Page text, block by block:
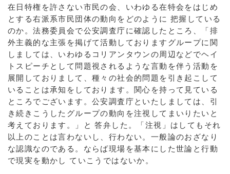
在日特権を許さない市民の会、いわゆる在特会をはじめ
とする右派系市民団体の動向をどのように 把握している
のか。法務委員会で公安調査庁に確認したところ、「排
外主義的な主張を掲げて活動しておりますグループに関
しましては、いわゆるコリアンタウンの周辺などでヘイ
トスピーチとして問題視されるような言動を伴う活動を
展開しておりまして、種々の社会的問題を引き起こして
いることは承知をしております。関心を持って見ている
ところでございます。公安調査庁といたしましては、引
き続きこうしたグループの動向を注視してまいりたいと
考えております。」と 答弁した。「注視」はしてもそれ
以上のことは言わないし、行わない。一般論のおざなり
な認識なのである。ならば現場を基本にした世論と行動
で現実を動かし ていこうではないか。